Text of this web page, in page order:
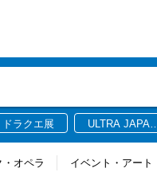
ドラクエ展
ULTRA JAPAN
・オペラ イベント・アート